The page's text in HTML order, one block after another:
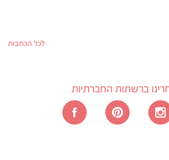
לכל הכתבות
ברשתות החברתיות